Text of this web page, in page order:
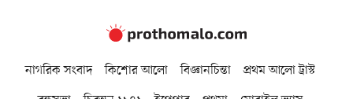
নাগরিক সংবাদ কিশোর আলো বিজ্ঞানচিন্তা
প্রথম আলো ট্রাস্ট